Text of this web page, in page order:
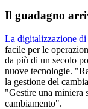
Il guadagno
La digitalizzazione di
facile per le
da più di un secolo
nuove tecnologie.
la gestione del
"Gestire una miniera
cambiamento".